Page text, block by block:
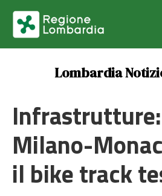
Lombardia
Milano-
il bike track